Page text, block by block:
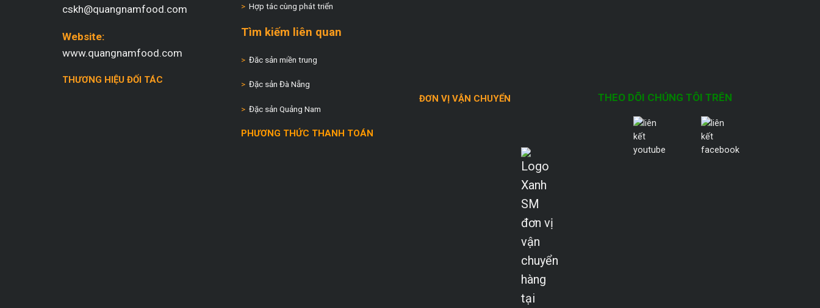
cskh@quangnamfood.com
Website:
www.quangnamfood.com
THƯƠNG HIỆU ĐỐI TÁC
> Hợp tác cùng phát triển
Tìm kiếm liên quan
>Đăc sản miền trung
>Đặc sản Đà Nẵng
>Đặc sản Quảng Nam
PHƯƠNG THỨC THANH TOÁN
ĐƠN VỊ VẬN CHUYỂN THEO DÕI CHÚNG TÔI TRÊN